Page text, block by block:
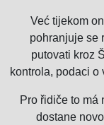
Već tijekom
pohranjuje se
putovati kroz
kontrola, podaci
Pro řidiče to má
dostane